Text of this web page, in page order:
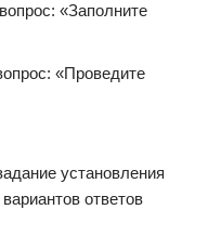
«Заполните
«Проведите
установления
ответов